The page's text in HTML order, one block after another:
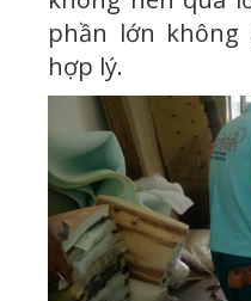
phần lớn không
hợp lý.